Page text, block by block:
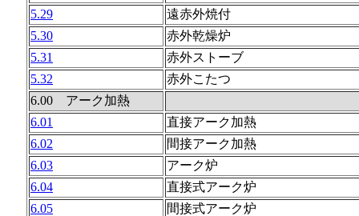
5.29
遠赤外焼付
5.30
赤外乾燥炉
5.31
赤外ストーブ
5.32
赤外こたつ
6.00 アーク加熱
6.01
直接アーク加熱
6.02
間接アーク加熱
6.03
アーク炉
6.04
直接式アーク炉
6.05
間接式アーク炉